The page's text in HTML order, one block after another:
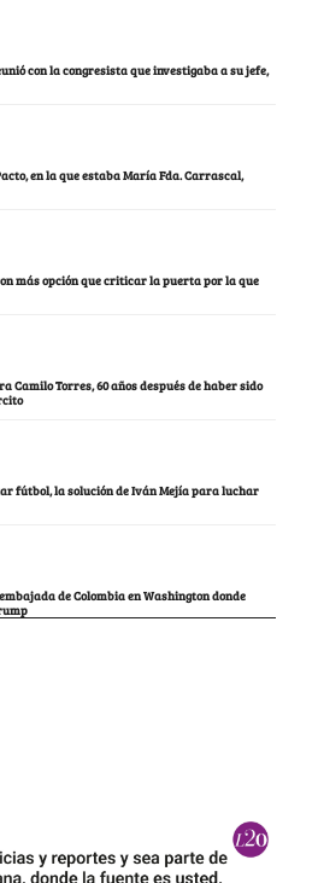
con la congresista que investigaba a su jefe,
en la que estaba María Fda. Carrascal,
más opción que criticar la puerta por la que
Camilo Torres, 60 años después de haber sido
fútbol, la solución de Iván Mejía para luchar
de Colombia en Washington donde